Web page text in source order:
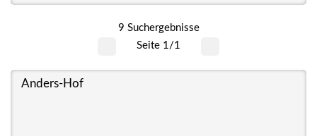
9 Suchergebnisse
Seite 1/1
Anders-Hof